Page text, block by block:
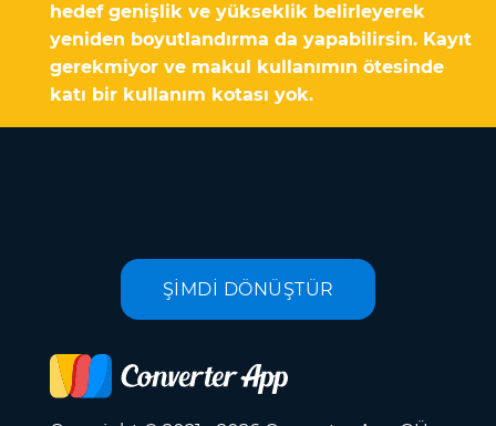
hedef genişlik ve yükseklik belirleyerek
yeniden boyutlandırma da yapabilirsin. Kayıt
gerekmiyor ve makul kullanımın ötesinde
katı bir kullanım kotası yok.
ŞİMDİ DÖNÜŞTÜR